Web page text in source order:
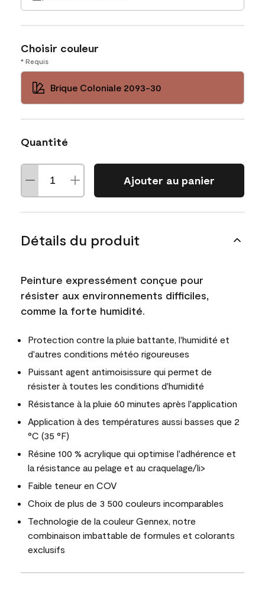
Choisir couleur
* Requis
Brique Coloniale 2093-30
Quantité
Ajouter au panier
Détails du produit
Peinture expressément conçue pour
résister aux environnements difficiles,
comme la forte humidité.
Protection contre la pluie battante, l'humidité et
d'autres conditions météo rigoureuses
Puissant agent antimoisissure qui permet de
résister à toutes les conditions d'humidité
Résistance à la pluie 60 minutes après l'application
Application à des températures aussi basses que 2
°C (35 °F)
Résine 100 % acrylique qui optimise l'adhérence et
la résistance au pelage et au craquelage/li>
Faible teneur en COV
Choix de plus de 3 500 couleurs incomparables
Technologie de la couleur Gennex, notre
combinaison imbattable de formules et colorants
exclusifs